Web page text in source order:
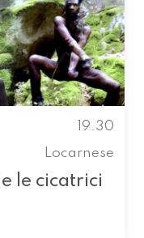
19.30
Locarnese
le cicatrici